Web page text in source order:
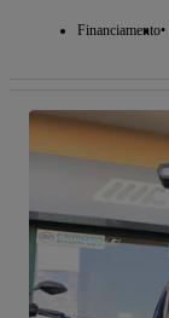
Financiamento